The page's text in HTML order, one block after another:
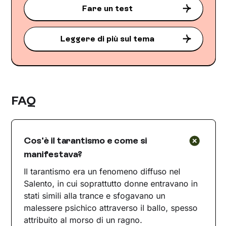
Fare un test
Leggere di più sul tema
FAQ
Cos'è il tarantismo e come si
manifestava?
Il tarantismo era un fenomeno diffuso nel
Salento, in cui soprattutto donne entravano in
stati simili alla trance e sfogavano un
malessere psichico attraverso il ballo, spesso
attribuito al morso di un ragno.